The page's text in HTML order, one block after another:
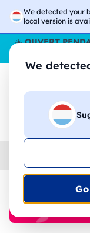
We detected your
local version is
We
☀️OUVERT
🔎
🔥